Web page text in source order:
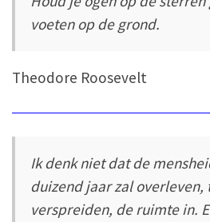
voeten op de grond.
Theodore Roosevelt
Ik denk niet dat de
duizend jaar zal overleven,
verspreiden, de ruimte in.